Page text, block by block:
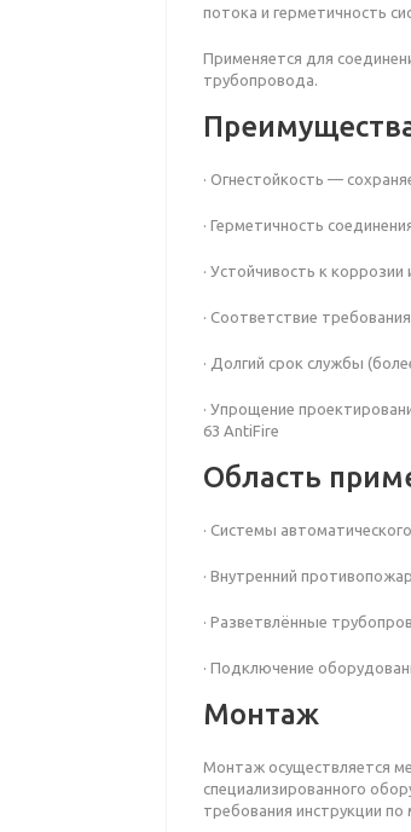
потока и герметичность
Применяется для
трубопровода.
· Огнестойкость —
· Герметичность
· Устойчивость к
· Соответствие
· Долгий срок службы
· Упрощение
63 AntiFire
Область
· Системы
· Внутренний
· Разветвлённые
· Подключение
Монтаж
Монтаж осуществляется
специализированного
требования инструкции